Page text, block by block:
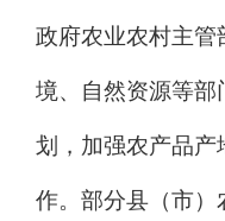
政府农业农村主管
境、自然资源等部
划，加强农产品产
作。部分县（市）